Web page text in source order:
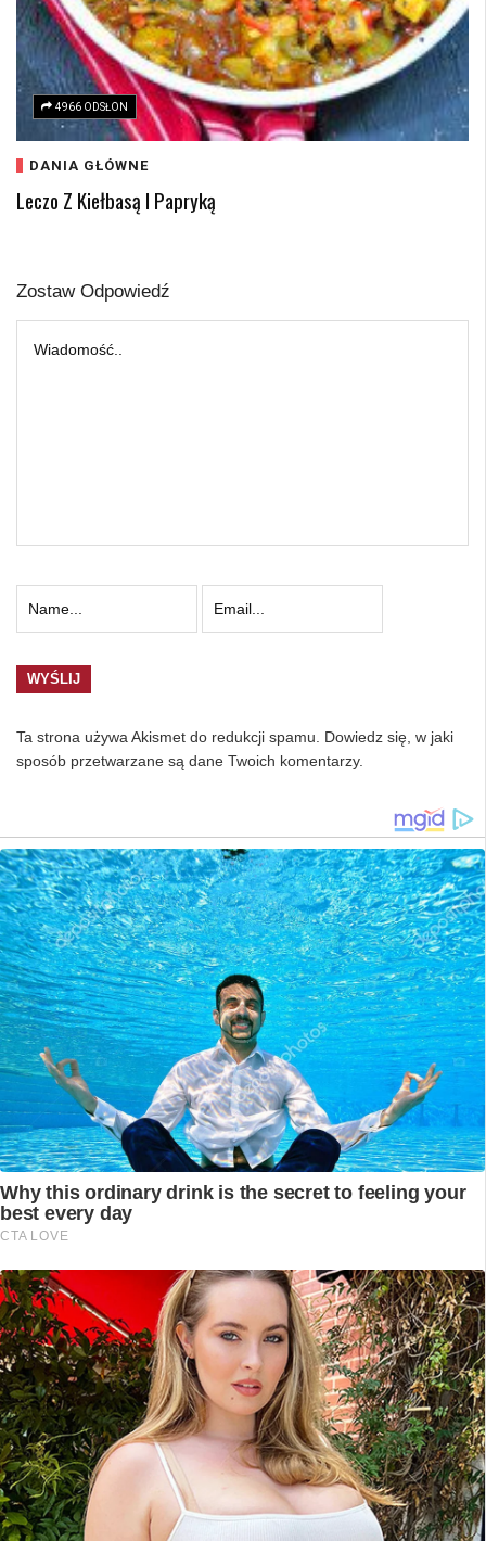
4966 ODSŁON
DANIA GŁÓWNE
Leczo Z Kiełbasą I Papryką
Zostaw Odpowiedź
Ta strona używa Akismet do redukcji spamu. Dowiedz się, w jaki
sposób przetwarzane są dane Twoich komentarzy.